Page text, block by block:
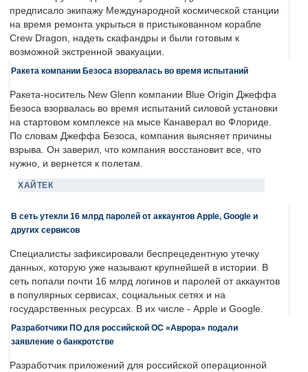
предписало экипажу Международной космической станции
на время ремонта укрыться в пристыкованном корабле
Crew Dragon, надеть скафандры и были готовым к
возможной экстренной эвакуации.
Ракета компании Безоса взорвалась во время испытаний
Ракета-носитель New Glenn компании Blue Origin Джеффа
Безоса взорвалась во время испытаний силовой установки
на стартовом комплексе на мысе Канаверал во Флориде.
По словам Джеффа Безоса, компания выясняет причины
взрыва. Он заверил, что компания восстановит все, что
нужно, и вернется к полетам.
ХАЙТЕК
В сеть утекли 16 млрд паролей от аккаунтов Apple, Google и
других сервисов
Специалисты зафиксировали беспрецедентную утечку
данных, которую уже называют крупнейшей в истории. В
сеть попали почти 16 млрд логинов и паролей от аккаунтов
в популярных сервисах, социальных сетях и на
государственных ресурсах. В их числе - Apple и Google.
Разработчики ПО для российской ОС «Аврора» подали
заявление о банкротстве
Разработчик приложений для российской операционной